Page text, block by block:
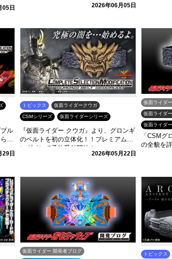
05日 2026年06月05日
ル
に
29日
トピックス 仮面ライダークウガ
CSMシリーズ 仮面ライダーシリーズ
『仮面ライダー クウガ』より、グロンギ
のベルトを初の立体化！！プレミアムバ
ンダイにて予約受付開始！
2026年05月22日
仮面ライダ
仮面ライダ
仮面ライダ
「CSMグ
の全貌を
仮面ライダー 開発者ブログ
トピックス